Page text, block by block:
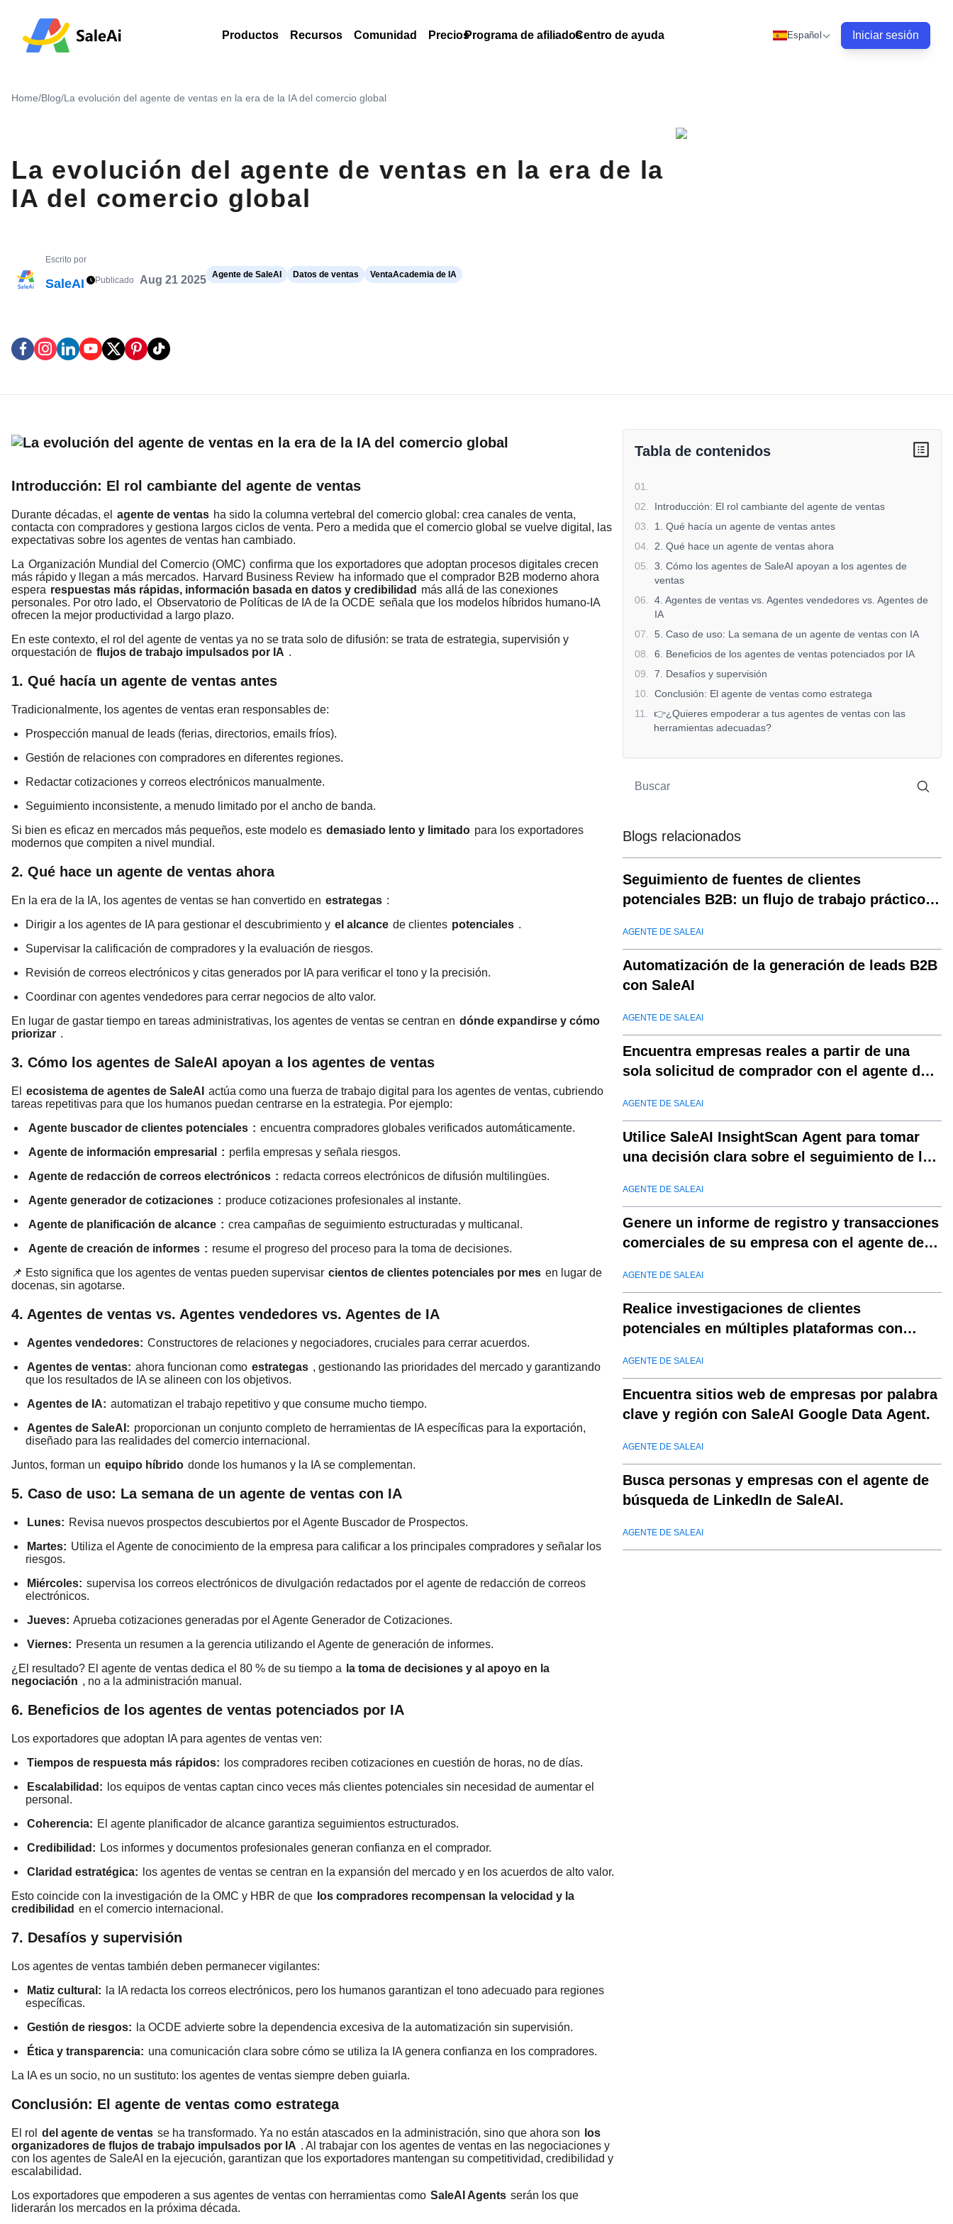
Productos Recursos Comunidad PreciosPrograma de afiliadosCentro de ayuda Español Iniciar sesión
Home/Blog/La evolución del agente de ventas en la era de la IA del comercio global
La evolución del agente de ventas en la era de la
IA del comercio global
Escrito por
SaleAI Publicado Aug 21 2025 Agente de SaleAI Datos de ventas VentaAcademia de IA
Introducción: El rol cambiante del agente de ventas
Durante décadas, el agente de ventas ha sido la columna vertebral del comercio global: crea canales de venta,
contacta con compradores y gestiona largos ciclos de venta. Pero a medida que el comercio global se vuelve digital, las
expectativas sobre los agentes de ventas han cambiado.
La Organización Mundial del Comercio (OMC) confirma que los exportadores que adoptan procesos digitales crecen
más rápido y llegan a más mercados. Harvard Business Review ha informado que el comprador B2B moderno ahora
espera respuestas más rápidas, información basada en datos y credibilidad más allá de las conexiones
personales. Por otro lado, el Observatorio de Políticas de IA de la OCDE señala que los modelos híbridos humano-IA
ofrecen la mejor productividad a largo plazo.
En este contexto, el rol del agente de ventas ya no se trata solo de difusión: se trata de estrategia, supervisión y
orquestación de flujos de trabajo impulsados por IA .
1. Qué hacía un agente de ventas antes
Tradicionalmente, los agentes de ventas eran responsables de:
Prospección manual de leads (ferias, directorios, emails fríos).
Gestión de relaciones con compradores en diferentes regiones.
Redactar cotizaciones y correos electrónicos manualmente.
Seguimiento inconsistente, a menudo limitado por el ancho de banda.
Si bien es eficaz en mercados más pequeños, este modelo es demasiado lento y limitado para los exportadores
modernos que compiten a nivel mundial.
2. Qué hace un agente de ventas ahora
En la era de la IA, los agentes de ventas se han convertido en estrategas :
Dirigir a los agentes de IA para gestionar el descubrimiento y el alcance de clientes potenciales .
Supervisar la calificación de compradores y la evaluación de riesgos.
Revisión de correos electrónicos y citas generados por IA para verificar el tono y la precisión.
Coordinar con agentes vendedores para cerrar negocios de alto valor.
En lugar de gastar tiempo en tareas administrativas, los agentes de ventas se centran en dónde expandirse y cómo
priorizar .
3. Cómo los agentes de SaleAI apoyan a los agentes de ventas
El ecosistema de agentes de SaleAI
actúa como una fuerza de trabajo digital para los agentes de ventas, cubriendo
tareas repetitivas para que los humanos puedan centrarse en la estrategia. Por ejemplo:
Agente buscador de clientes potenciales : encuentra compradores globales verificados automáticamente.
Agente de información empresarial
: perfila empresas y señala riesgos.
Agente de redacción de correos electrónicos : redacta correos electrónicos de difusión multilingües.
Agente generador de cotizaciones : produce cotizaciones profesionales al instante.
Agente de planificación de alcance : crea campañas de seguimiento estructuradas y multicanal.
Agente de creación de informes : resume el progreso del proceso para la toma de decisiones.
📌 Esto significa que los agentes de ventas pueden supervisar cientos de clientes potenciales por mes en lugar de
docenas, sin agotarse.
4. Agentes de ventas vs. Agentes vendedores vs. Agentes de IA
Agentes vendedores: Constructores de relaciones y negociadores, cruciales para cerrar acuerdos.
Agentes de ventas: ahora funcionan como estrategas , gestionando las prioridades del mercado y garantizando
que los resultados de IA se alineen con los objetivos.
Agentes de IA: automatizan el trabajo repetitivo y que consume mucho tiempo.
Agentes de SaleAI: proporcionan un conjunto completo de herramientas de IA específicas para la exportación,
diseñado para las realidades del comercio internacional.
Juntos, forman un equipo híbrido donde los humanos y la IA se complementan.
5. Caso de uso: La semana de un agente de ventas con IA
Lunes: Revisa nuevos prospectos descubiertos por el Agente Buscador de Prospectos.
Martes: Utiliza el Agente de conocimiento de la empresa para calificar a los principales compradores y señalar los
riesgos.
Miércoles: supervisa los correos electrónicos de divulgación redactados por el agente de redacción de correos
electrónicos.
Jueves: Aprueba cotizaciones generadas por el Agente Generador de Cotizaciones.
Viernes: Presenta un resumen a la gerencia utilizando el Agente de generación de informes.
¿El resultado? El agente de ventas dedica el 80 % de su tiempo a
la toma de decisiones y al apoyo en la
negociación , no a la administración manual.
6. Beneficios de los agentes de ventas potenciados por IA
Los exportadores que adoptan IA para agentes de ventas ven:
Tiempos de respuesta más rápidos:
los compradores reciben cotizaciones en cuestión de horas, no de días.
Escalabilidad:
los equipos de ventas captan cinco veces más clientes potenciales sin necesidad de aumentar el
personal.
Coherencia: El agente planificador de alcance garantiza seguimientos estructurados.
Credibilidad: Los informes y documentos profesionales generan confianza en el comprador.
Claridad estratégica:
los agentes de ventas se centran en la expansión del mercado y en los acuerdos de alto valor.
Esto coincide con la investigación de la OMC y HBR de que los compradores recompensan la velocidad y la
credibilidad en el comercio internacional.
7. Desafíos y supervisión
Los agentes de ventas también deben permanecer vigilantes:
Matiz cultural:
la IA redacta los correos electrónicos, pero los humanos garantizan el tono adecuado para regiones
específicas.
Gestión de riesgos:
la OCDE advierte sobre la dependencia excesiva de la automatización sin supervisión.
Ética y transparencia: una comunicación clara sobre cómo se utiliza la IA genera confianza en los compradores.
La IA es un socio, no un sustituto: los agentes de ventas siempre deben guiarla.
Conclusión: El agente de ventas como estratega
El rol del agente de ventas se ha transformado. Ya no están atascados en la administración, sino que ahora son
los
organizadores de flujos de trabajo impulsados por IA . Al trabajar con los agentes de ventas en las negociaciones y
con los agentes de SaleAI en la ejecución, garantizan que los exportadores mantengan su competitividad, credibilidad y
escalabilidad.
Los exportadores que empoderen a sus agentes de ventas con herramientas como SaleAI Agents serán los que
liderarán los mercados en la próxima década.
Tabla de contenidos
01
02
Introducción: El rol cambiante del agente de ventas
03
1. Qué hacía un agente de ventas antes
04
2. Qué hace un agente de ventas ahora
05
3. Cómo los agentes de SaleAI apoyan a los agentes de
ventas
06
4. Agentes de ventas vs. Agentes vendedores vs. Agentes de
IA
07
5. Caso de uso: La semana de un agente de ventas con IA
08
6. Beneficios de los agentes de ventas potenciados por IA
09
7. Desafíos y supervisión
10
Conclusión: El agente de ventas como estratega
11
👉¿Quieres empoderar a tus agentes de ventas con las
herramientas adecuadas?
Blogs relacionados
Seguimiento de fuentes de clientes
potenciales B2B: un flujo de trabajo práctico
AGENTE DE SALEAI
Automatización de la generación de leads B2B
con SaleAI
AGENTE DE SALEAI
Encuentra empresas reales a partir de una
sola solicitud de comprador con el agente de
AGENTE DE SALEAI
Utilice SaleAI InsightScan Agent para tomar
una decisión clara sobre el seguimiento de la
AGENTE DE SALEAI
Genere un informe de registro y transacciones
comerciales de su empresa con el agente de
AGENTE DE SALEAI
Realice investigaciones de clientes
potenciales en múltiples plataformas con
AGENTE DE SALEAI
Encuentra sitios web de empresas por palabra
clave y región con SaleAI Google Data Agent.
AGENTE DE SALEAI
Busca personas y empresas con el agente de
búsqueda de LinkedIn de SaleAI.
AGENTE DE SALEAI